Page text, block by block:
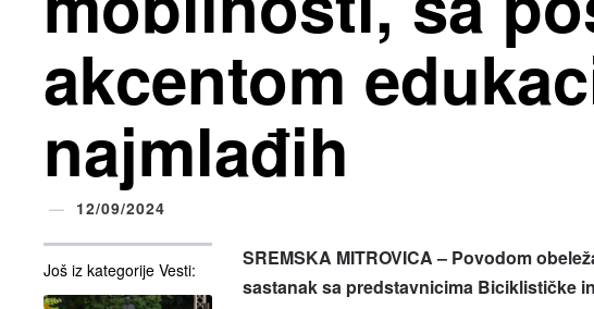
akcentom
najmlađih
12/09/2024
Još iz kategorije Vesti:
SREMSKA MITROVICA – Povodom
sastanak sa predstavnicima Biciklističke